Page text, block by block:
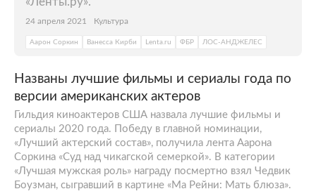
24 апреля 2021 Культура
Аарон Соркин Ванесса Кирби Lenta.ru ФБР ЛОС-АНДЖЕЛЕС
Названы лучшие фильмы и сериалы года по
версии американских актеров
Гильдия киноактеров США назвала лучшие фильмы и
сериалы 2020 года. Победу в главной номинации,
«Лучший актерский состав», получила лента Аарона
Соркина «Суд над чикагской семеркой». В категории
«Лучшая мужская роль» награду посмертно взял Чедвик
Боузман, сыгравший в картине «Ма Рейни: Мать блюза».